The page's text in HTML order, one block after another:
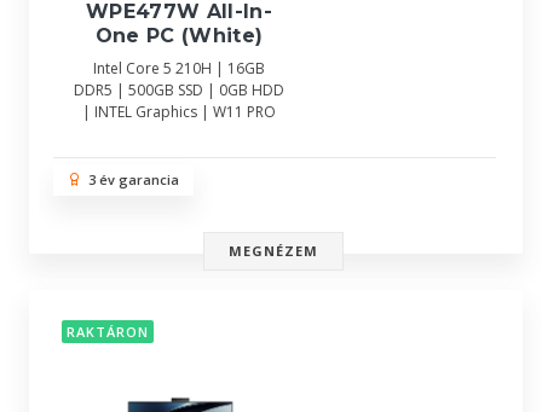
WPE477W All-In-
One PC (White)
Intel Core 5 210H | 16GB
DDR5 | 500GB SSD | 0GB HDD
| INTEL Graphics | W11 PRO
3 év garancia
MEGNÉZEM
RAKTÁRON